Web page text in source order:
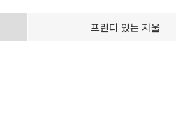
프린터 있는 저울